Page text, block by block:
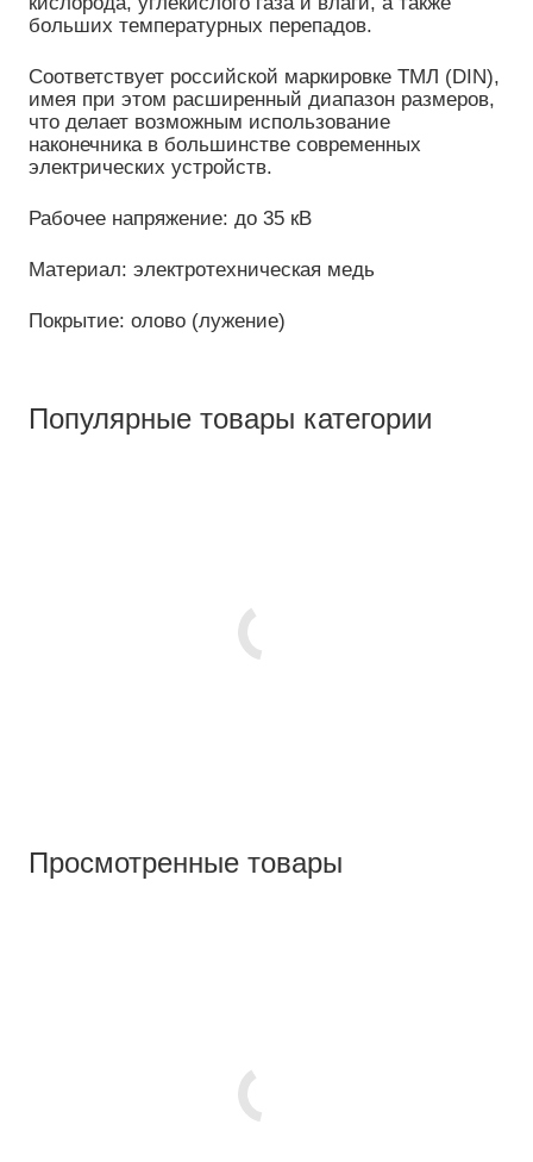
больших температурных перепадов.
Соответствует российской маркировке ТМЛ (DIN),
имея при этом расширенный диапазон размеров,
что делает возможным использование
наконечника в большинстве современных
электрических устройств.
Рабочее напряжение: до 35 кВ
Материал: электротехническая медь
Покрытие: олово (лужение)
Популярные товары категории
Просмотренные товары